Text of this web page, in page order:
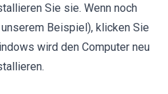
Sie sie. Wenn noch
Beispiel), klicken Sie
wird den Computer neu